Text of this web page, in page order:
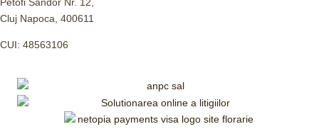
Cluj Napoca, 400611
CUI: 48563106